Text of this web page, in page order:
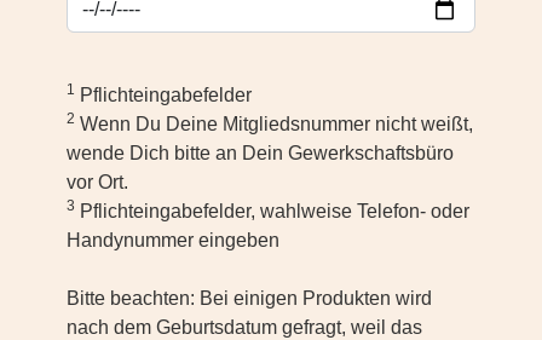
1 Pflichteingabefelder
2 Wenn Du Deine Mitgliedsnummer nicht weißt,
wende Dich bitte an Dein Gewerkschaftsbüro
vor Ort.
3 Pflichteingabefelder, wahlweise Telefon- oder
Handynummer eingeben
Bitte beachten: Bei einigen Produkten wird
nach dem Geburtsdatum gefragt, weil das